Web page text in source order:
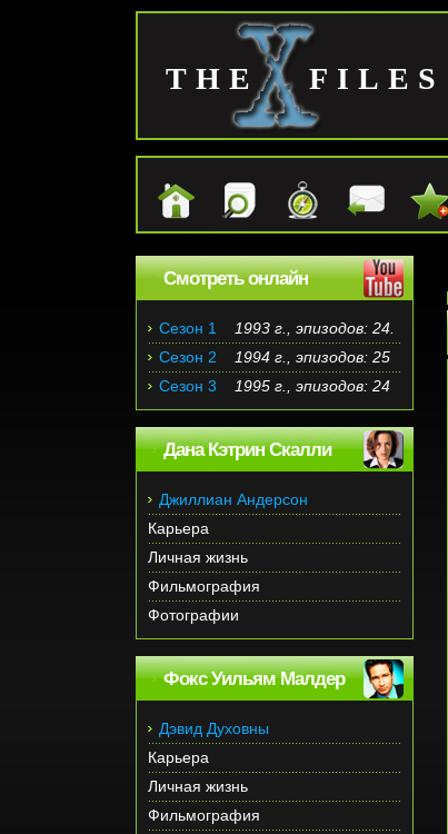
THE FILES
Смотреть онлайн
Сезон 1
1993 г., эпизодов: 24.
Сезон 2
1994 г., эпизодов: 25
Сезон 3
1995 г., эпизодов: 24
Дана Кэтрин Скалли
Джиллиан Андерсон
Карьера
Личная жизнь
Фильмография
Фотографии
Фокс Уильям Малдер
Дэвид Духовны
Карьера
Личная жизнь
Фильмография